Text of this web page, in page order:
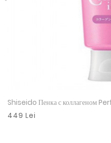
Shiseido Пенка с коллагеном
449 Lei